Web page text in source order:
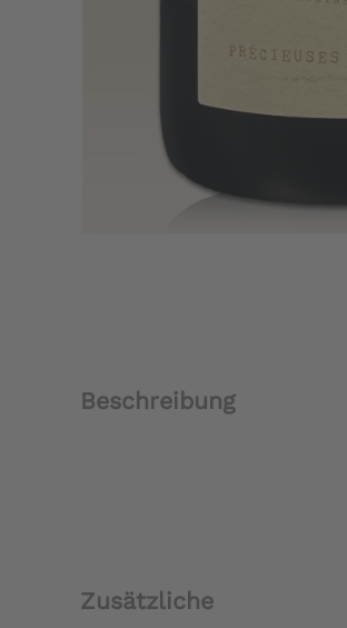
Beschreibung
Zusätzliche